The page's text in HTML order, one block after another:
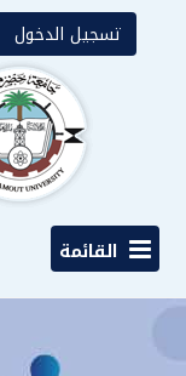
تسجيل الدخول
القائمة